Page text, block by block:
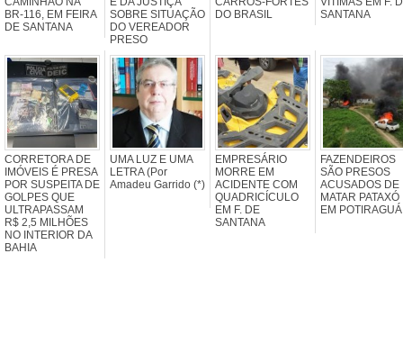
BR-116, EM FEIRA
DE SANTANA
SOBRE SITUAÇÃO
DO VEREADOR
PRESO
DO BRASIL
SANTANA
CORRETORA DE
IMÓVEIS É PRESA
POR SUSPEITA DE
GOLPES QUE
ULTRAPASSAM
R$ 2,5 MILHÕES
NO INTERIOR DA
BAHIA
UMA LUZ E UMA
LETRA (Por
Amadeu Garrido (*)
EMPRESÁRIO
MORRE EM
ACIDENTE COM
QUADRICÍCULO
EM F. DE
SANTANA
FAZENDEIROS
SÃO PRESOS
ACUSADOS DE
MATAR PATAXÓ
EM POTIRAGUÁ